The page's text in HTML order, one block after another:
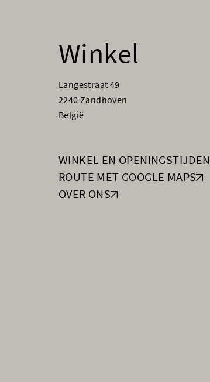
Winkel
Langestraat 49
2240 Zandhoven
België
WINKEL EN OPENINGSTIJDEN
ROUTE MET GOOGLE MAPS
OVER ONS